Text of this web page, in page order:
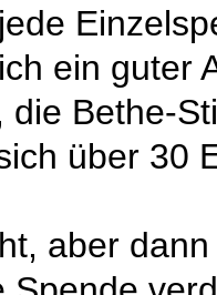
ein guter
die Bethe-
über 30
aber